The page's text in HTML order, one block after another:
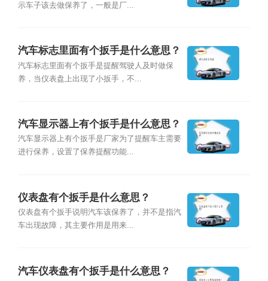
示车子该去做保养了，一般是厂...
汽车标志里面有个扳手是什么意思？
汽车标志里面有个扳手是提醒驾驶人及时做保
养，当仪表盘上出现了小扳手，不...
汽车显示器上有个扳手是什么意思？
汽车显示器上有个扳手是厂家为了提醒车主需要
进行保养，设置了保养提醒功能...
仪表盘有个扳手是什么意思？
仪表盘有个扳手说明汽车该保养了，并不是指汽
车出现故障，其主要作用是用来...
汽车仪表盘有个扳手是什么意思？